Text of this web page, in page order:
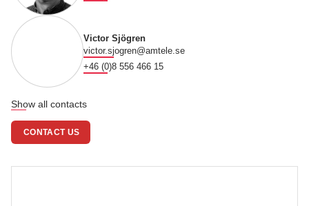
Victor Sjögren
victor.sjogren@amtele.se
+46 (0)8 556 466 15
Show all contacts
CONTACT US